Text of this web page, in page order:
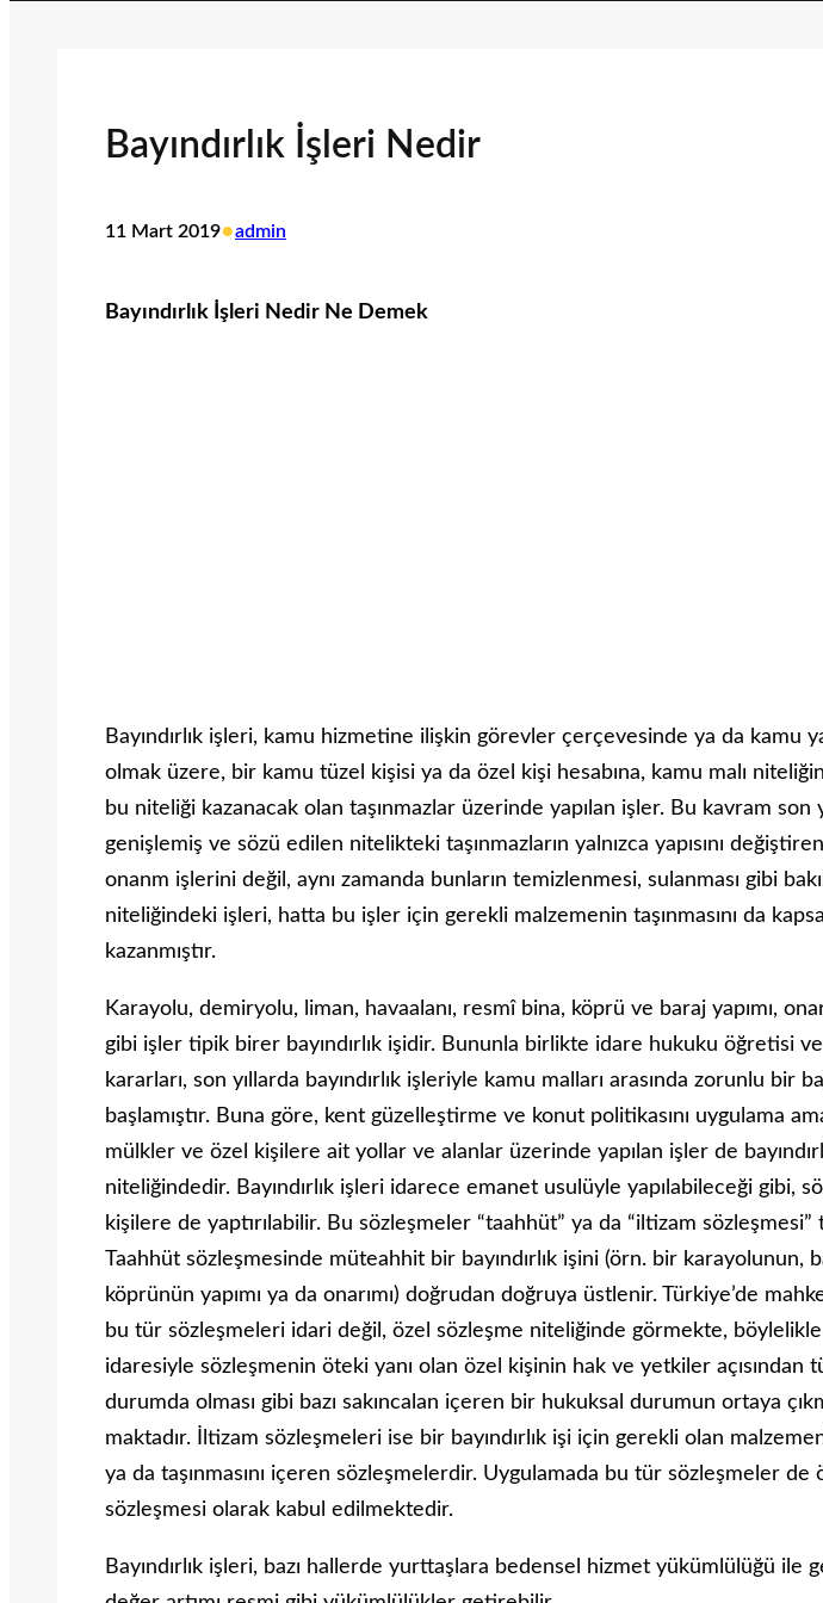
Bayındırlık İşleri Nedir
11 Mart 2019•admin
Bayındırlık İşleri Nedir Ne Demek
Bayındırlık işleri, kamu hizmetine ilişkin görevler çerçevesinde ya da kamu
olmak üzere, bir kamu tüzel kişisi ya da özel kişi hesabına, kamu malı
bu niteliği kazanacak olan taşınmazlar üzerinde yapılan işler. Bu kav­ram son
genişlemiş ve sözü edilen nitelikteki taşınmazların yalnızca yapısını
onanm işlerini değil, aynı zamanda bunların temizlenmesi, sulan­ması gibi
niteliğindeki işleri, hatta bu işler için gerekli malzemenin taşınmasını da
kazan­mıştır.
Karayolu, demiryolu, liman, havaalanı, resmî bina, köprü ve baraj yapımı,
gibi işler tipik birer bayındırlık işidir. Bununla birlikte idare hukuku öğreti­si
kararları, son yıllarda bayın­dırlık işleriyle kamu malları arasında zorun­lu bir
başlamıştır. Buna göre, kent güzelleştirme ve konut politika­sını uygulama
mülkler ve özel kişilere ait yollar ve alanlar üzerinde yapılan işler de
niteliğindedir. Bayındırlık işleri idarece emanet usulüyle yapılabileceği gibi,
kişilere de yaptırılabilir. Bu sözleşmeler “taahhüt” ya da “iltizam
Taahhüt sözleşmesinde müteahhit bir bayındırlık işini (örn. bir karayolunun,
köprünün yapımı ya da onarımı) doğrudan doğruya üstlenir. Türkiye’de
bu tür sözleşmeleri idari değil, özel sözleşme niteliğinde gör­mekte,
idaresiyle sözleş­menin öteki yanı olan özel kişinin hak ve yetkiler açısından
durumda olması gibi bazı sakıncalan içeren bir hu­kuksal durumun ortaya
maktadır. İltizam sözleşmeleri ise bir bayın­dırlık işi için gerekli olan
ya da taşınmasını içeren sözleşmeler­dir. Uygulamada bu tür sözleşmeler de
sözleşmesi olarak kabul edilmek­tedir.
Bayındırlık işleri, bazı hallerde yurttaşlara bedensel hizmet yükümlülüğü ile